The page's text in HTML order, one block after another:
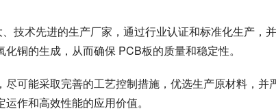
技术先进的生产厂家，通过行业认证和标准化生产，并
铜的生成，从而确保 PCB板的质量和稳定性。
可能采取完善的工艺控制措施，优选生产原材料，并
作和高效性能的应用价值。